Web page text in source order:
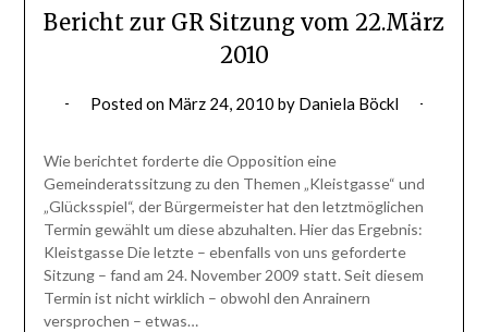
Bericht zur GR Sitzung vom 22.März
2010
Posted on März 24, 2010 by Daniela Böckl
Wie berichtet forderte die Opposition eine
Gemeinderatssitzung zu den Themen „Kleistgasse“ und
„Glücksspiel“, der Bürgermeister hat den letztmöglichen
Termin gewählt um diese abzuhalten. Hier das Ergebnis:
Kleistgasse Die letzte – ebenfalls von uns geforderte
Sitzung – fand am 24. November 2009 statt. Seit diesem
Termin ist nicht wirklich – obwohl den Anrainern
versprochen – etwas…